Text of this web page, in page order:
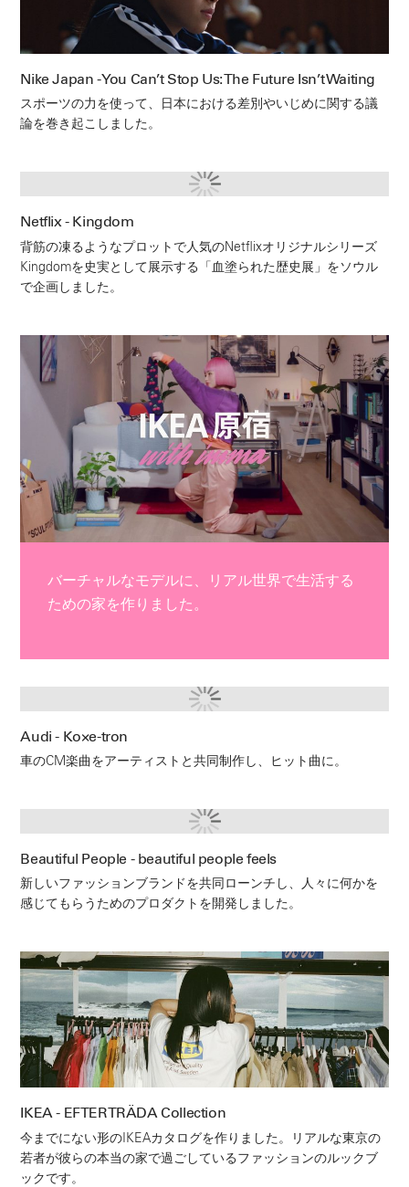
Nike Japan - You Can’t Stop Us: The Future Isn’t Waiting
スポーツの力を使って、日本における差別やいじめに関する議
論を巻き起こしました。
Netflix - Kingdom
背筋の凍るようなプロットで人気のNetflixオリジナルシリーズ
Kingdomを史実として展示する「血塗られた歴史展」をソウル
で企画しました。
バーチャルなモデルに、リアル世界で生活する
ための家を作りました。
Audi - Ko×e-tron
車のCM楽曲をアーティストと共同制作し、ヒット曲に。
Beautiful People - beautiful people feels
新しいファッションブランドを共同ローンチし、人々に何かを
感じてもらうためのプロダクトを開発しました。
IKEA - EFTERTRÄDA Collection
今までにない形のIKEAカタログを作りました。リアルな東京の
若者が彼らの本当の家で過ごしているファッションのルックブ
ックです。